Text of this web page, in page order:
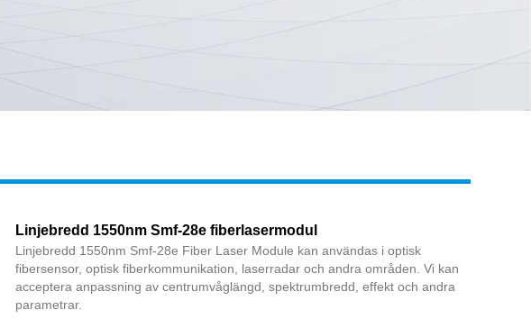
Linjebredd 1550nm Smf-28e fiberlasermodul
Linjebredd 1550nm Smf-28e Fiber Laser Module kan användas i optisk
fibersensor, optisk fiberkommunikation, laserradar och andra områden. Vi kan
acceptera anpassning av centrumvåglängd, spektrumbredd, effekt och andra
parametrar.